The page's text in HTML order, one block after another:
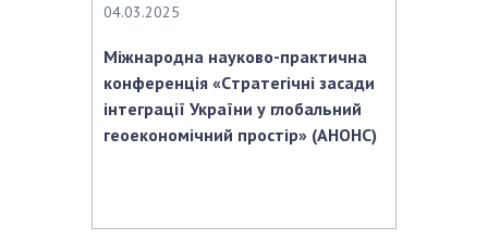
04.03.2025
Міжнародна науково-практична
конференція «Cтратегічні засади
інтеграції України у глобальний
геоекономічний простір» (АНОНС)